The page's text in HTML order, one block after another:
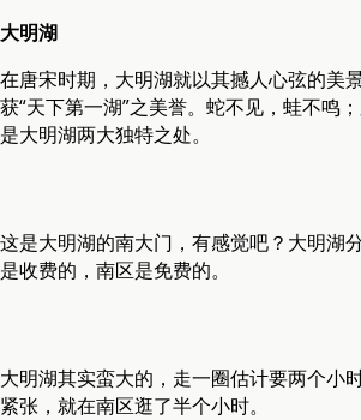
大明湖
在唐宋时期，大明湖就以其撼人心弦的美
获“天下第一湖”之美誉。蛇不见，蛙不鸣
是大明湖两大独特之处。
这是大明湖的南大门，有感觉吧？大明湖
是收费的，南区是免费的。
大明湖其实蛮大的，走一圈估计要两个小
紧张，就在南区逛了半个小时。